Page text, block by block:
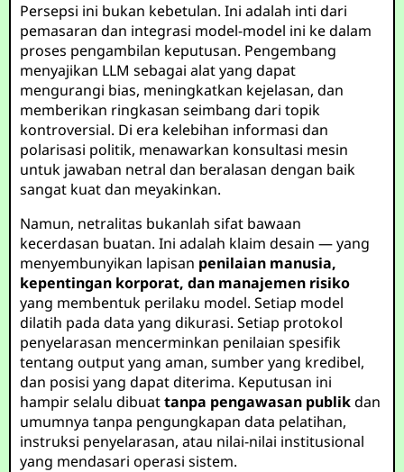
Persepsi ini bukan kebetulan. Ini adalah inti dari
pemasaran dan integrasi model-model ini ke dalam
proses pengambilan keputusan. Pengembang
menyajikan LLM sebagai alat yang dapat
mengurangi bias, meningkatkan kejelasan, dan
memberikan ringkasan seimbang dari topik
kontroversial. Di era kelebihan informasi dan
polarisasi politik, menawarkan konsultasi mesin
untuk jawaban netral dan beralasan dengan baik
sangat kuat dan meyakinkan.
Namun, netralitas bukanlah sifat bawaan
kecerdasan buatan. Ini adalah klaim desain — yang
menyembunyikan lapisan penilaian manusia,
kepentingan korporat, dan manajemen risiko
yang membentuk perilaku model. Setiap model
dilatih pada data yang dikurasi. Setiap protokol
penyelarasan mencerminkan penilaian spesifik
tentang output yang aman, sumber yang kredibel,
dan posisi yang dapat diterima. Keputusan ini
hampir selalu dibuattanpa pengawasan publikdan
umumnya tanpa pengungkapan data pelatihan,
instruksi penyelarasan, atau nilai-nilai institusional
yang mendasari operasi sistem.